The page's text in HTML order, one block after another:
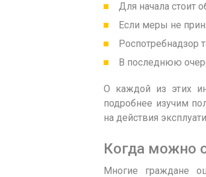
Для начала стоит
Если меры не
Роспотребнадзор
В последнюю
О каждой из этих
подробнее изучим
на действия
Когда можно
Многие граждане